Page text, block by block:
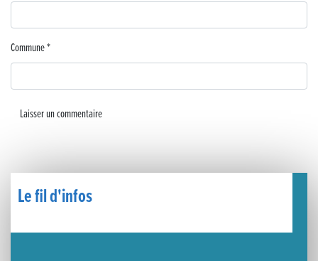
🧗‍♂️ Open d’escalade
BOCA no BECO pour le lancement du Couleurs Jazz Festival !
Une visite pleine de saveurs à La Ferme du Coq Bressan à Courlaoux !
Le Carnavélo 2025 a illuminé Lons-le-Saunier !
Le fil d'infos
Commune*